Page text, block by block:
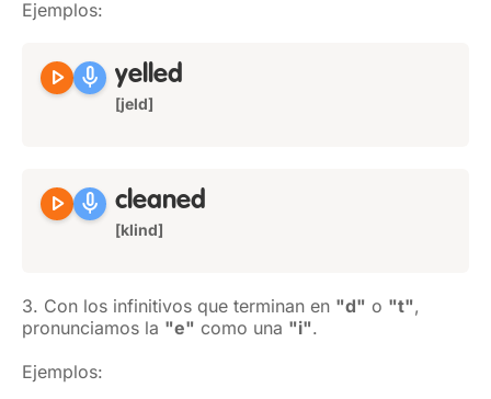
Ejemplos:
play_arrow mic yelled
[jeld]
play_arrow mic cleaned
[klind]
3. Con los infinitivos que terminan en "d" o "t",
pronunciamos la "e" como una "i".
Ejemplos: